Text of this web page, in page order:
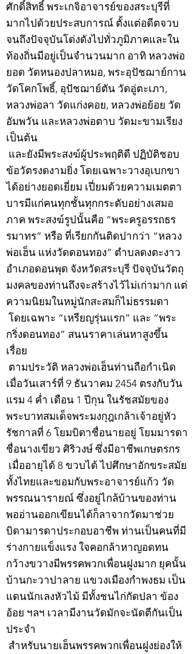
ศักดิ์สิทธิ์ พระเกจิอาจารย์ของสระบุรีที่
มากไปด้วยประสบการณ์ ตั้งแต่อดีตจวบ
จนถึงปัจจุบันโด่งดังไปทั่วภูมิภาคและใน
ท้องถิ่นมีอยู่เป็นจำนวนมาก อาทิ หลวงพ่อ
ยอด วัดหนองปลาหมอ, พระอุปัชฌาย์กาน
วัดโคกโพธิ์, อุปัชฌาย์ตัน วัดอู่ตะเภา,
หลวงพ่อลา วัดแก่งคอย, หลวงพ่อย้อย วัด
อัมพวัน และหลวงพ่อตาบ วัดมะขามเรียง
เป็นต้น
และยังมีพระสงฆ์ผู้ประพฤติดี ปฏิบัติชอบ
ข้อวัตรงดงามยิ่ง โดยเฉพาะวางอุเบกขา
ได้อย่างยอดเยี่ยม เปี่ยมด้วยความเมตตา
บารมีแก่คนทุกชั้นทุกกระดับอย่างเสมอ
ภาค พระสงฆ์รูปนั้นคือ “พระครูอรรถธร
รมาทร” หรือ ที่เรียกกันติดปากว่า “หลวง
พ่อเฮ็น แห่งวัดดอนทอง” ตำบลดงตะงาว
อำเภอดอนพุด จังหวัดสระบุรี ปัจจุบันวัตถุ
มงคลของท่านถึงจะสร้างไว้ไม่เก่ามาก แต่
ความนิยมในหมู่นักสะสมก็ไม่ธรรมดา
โดยเฉพาะ “เหรียญรุ่นแรก” และ “พระ
กริ่งดอนทอง” สนนราคาเล่นหาสูงขึ้น
เรื่อย
ตามประวัติ หลวงพ่อเฮ็นท่านถือกำเนิด
เมื่อวันเสาร์ที่ 9 ธันวาคม 2454 ตรงกับวัน
แรม 4 ค่ำ เดือน 1 ปีกุน ในรัชสมัยของ
พระบาทสมเด็จพระมงกุฎเกล้าเจ้าอยู่หัว
รัชกาลที่ 6 โยมบิดาชื่อนายอยู่ โยมมารดา
ชื่อนางเขียว ศิริวงษ์ ซึ่งมีอาชีพเกษตรกร
เมื่ออายุได้ 8 ขวบได้ ไปศึกษาอักขระสมัย
ทั้งไทยและขอมกับพระอาจารย์แก้ว วัด
พรรณนารายณ์ ซึ่งอยู่ไกล้บ้านของท่าน
พออ่านออกเขียนได้ก็ลาจากวัดมาช่วย
บิดามารดาประกอบอาชีพ ท่านเป็นคนที่มี
ร่างกายแข็งแรง ใจคอกล้าหาญอดทน
กว้างขวางมีพรรคพวกเพื่อนฝูงมาก ยุคนั้น
บ้านกะวาปาลาย แขวงเมืองกำพงธม เป็น
แดนนักเลงหัวไม้ มีทั้งชนไก่กัดปลา ข้อง
อ้อย ฯลฯ เวลามีงานวัดมักจะนัดตีกันเป็น
ประจำ
สำหรับนายเฮ็นพรรคพวกเพื่อนฝูงย่องให้